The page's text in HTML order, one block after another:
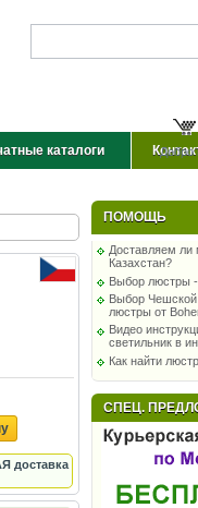
Добро
каталоги
доставка
ПОМОЩЬ
Доставляем
Казахстан?
Выбор люстры
Выбор Чешской
люстры от
Видео
светильник в
Как найти
СПЕЦ.